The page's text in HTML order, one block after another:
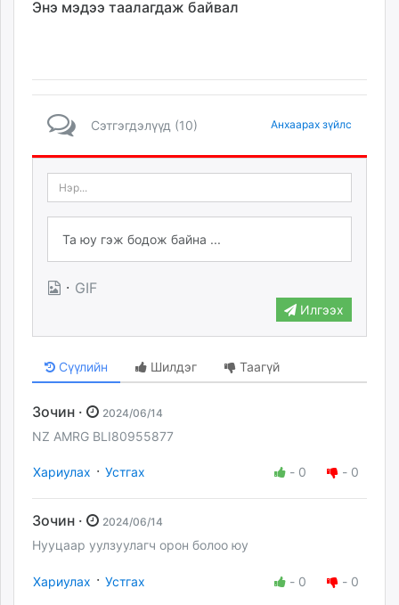
Энэ мэдээ таалагдаж байвал
Сэтгэгдэлүүд (10) Анхаарах зүйлс
· GIF
Илгээх
Сүүлийн Шилдэг Таагүй
Зочин · 2024/06/14
NZ AMRG BLI80955877
Хариулах · Устгах - 0 - 0
Зочин · 2024/06/14
Нууцаар уулзуулагч орон болоо юу
Хариулах · Устгах - 0 - 0